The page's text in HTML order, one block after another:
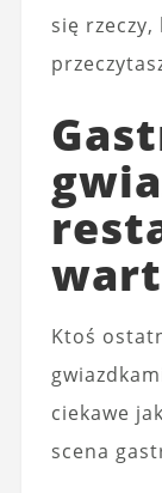
się
Ktoś
ciekawe
scena